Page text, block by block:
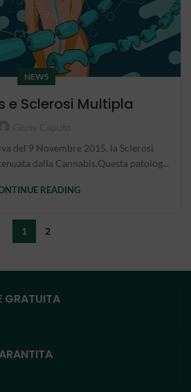
NEWS
e Sclerosi Multipla
del 9 Novembre 2015, la Sclerosi
dalla Cannabis.Questa patolog...
READING
1 2
GRATUITA